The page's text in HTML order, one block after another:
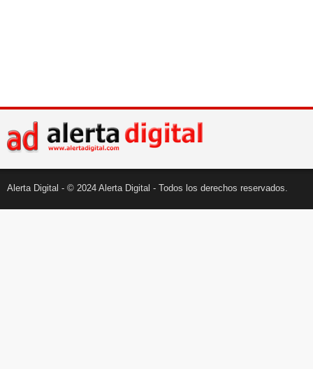
Alerta Digital - © 2024 Alerta Digital - Todos los derechos reservados.